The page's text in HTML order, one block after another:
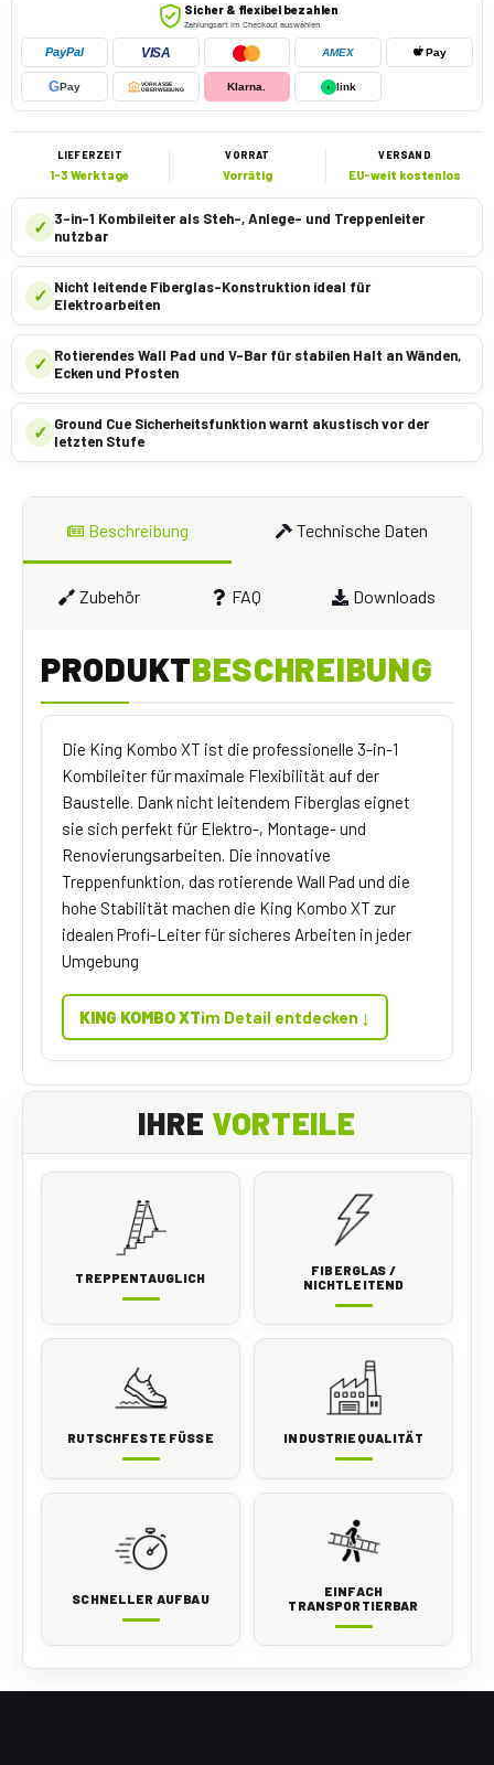
Sicher & flexibel bezahlen
Zahlungsart im Checkout auswählen
PayPal VISA AMEX Pay
GPay
VORKASSE
ÜBERWEISUNG
Klarna. › link
LIEFERZEIT
1-3 Werktage
VORRAT
Vorrätig
VERSAND
EU-weit kostenlos
✓ 3-in-1 Kombileiter als Steh-, Anlege- und Treppenleiter
nutzbar
✓ Nicht leitende Fiberglas-Konstruktion ideal für
Elektroarbeiten
✓ Rotierendes Wall Pad und V-Bar für stabilen Halt an Wänden,
Ecken und Pfosten
✓ Ground Cue Sicherheitsfunktion warnt akustisch vor der
letzten Stufe
Beschreibung Technische Daten
Zubehör FAQ Downloads
PRODUKTBESCHREIBUNG
Die King Kombo XT ist die professionelle 3-in-1
Kombileiter für maximale Flexibilität auf der
Baustelle. Dank nicht leitendem Fiberglas eignet
sie sich perfekt für Elektro-, Montage- und
Renovierungsarbeiten. Die innovative
Treppenfunktion, das rotierende Wall Pad und die
hohe Stabilität machen die King Kombo XT zur
idealen Profi-Leiter für sicheres Arbeiten in jeder
Umgebung
KING KOMBO XTim Detail entdecken ↓
IHRE VORTEILE
TREPPENTAUGLICH
FIBERGLAS /
NICHTLEITEND
RUTSCHFESTE FÜSSE INDUSTRIEQUALITÄT
SCHNELLER AUFBAU
EINFACH
TRANSPORTIERBAR